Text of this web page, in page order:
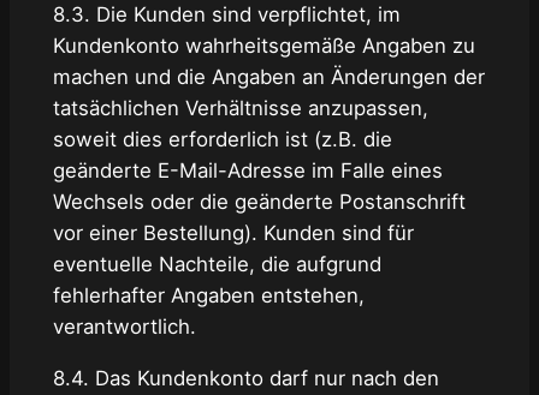
8.3. Die Kunden sind verpflichtet, im
Kundenkonto wahrheitsgemäße Angaben zu
machen und die Angaben an Änderungen der
tatsächlichen Verhältnisse anzupassen,
soweit dies erforderlich ist (z.B. die
geänderte E-Mail-Adresse im Falle eines
Wechsels oder die geänderte Postanschrift
vor einer Bestellung). Kunden sind für
eventuelle Nachteile, die aufgrund
fehlerhafter Angaben entstehen,
verantwortlich.
8.4. Das Kundenkonto darf nur nach den